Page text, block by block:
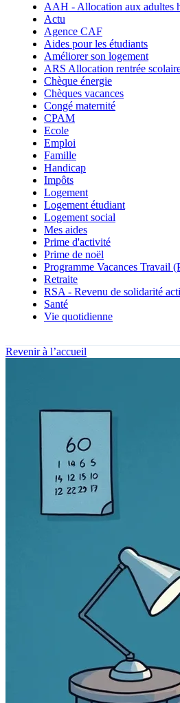
AAH - Allocation aux adultes
Actu
Agence CAF
Aides pour les étudiants
Améliorer son logement
ARS Allocation rentrée
Chèque énergie
Chèques vacances
Congé maternité
CPAM
Ecole
Emploi
Famille
Handicap
Impôts
Logement
Logement étudiant
Logement social
Mes aides
Prime d'activité
Prime de noël
Programme Vacances Travail
Retraite
RSA - Revenu de solidarité
Santé
Vie quotidienne
Revenir à l’accueil